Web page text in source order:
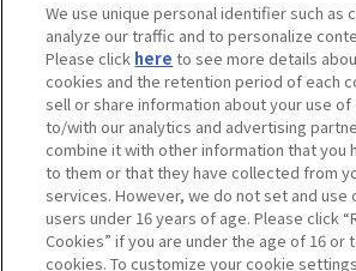
採用情報
サステナビリティ
お問い合わせ
ウェブサイトご利用条件 ソーシャルメディアポリシー
個人情報及び特定個人情報等の取り扱いに関する保
We use unique personal identifier such as
analyze our traffic and to personalize
Please click here to see more details
cookies and the retention period of each
sell or share information about your use
to/with our analytics and advertising
combine it with other information that you
to them or that they have collected from
services. However, we do not set and use
users under 16 years of age. Please click
Cookies” if you are under the age of 16 or
cookies. To customize your cookie